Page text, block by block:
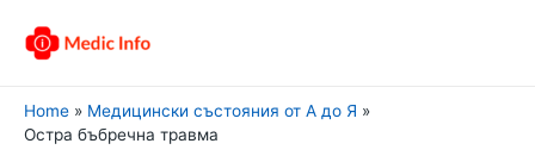
Home
Медицински състояния от А до Я
Остра бъбречна травма